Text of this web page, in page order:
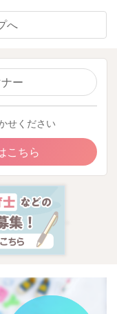
へ
ー
せください
こちら